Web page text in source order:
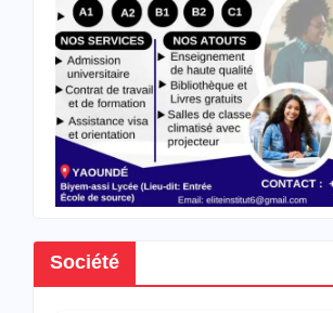
format
ions
en
hôtell
erie-
restau
ration
Société